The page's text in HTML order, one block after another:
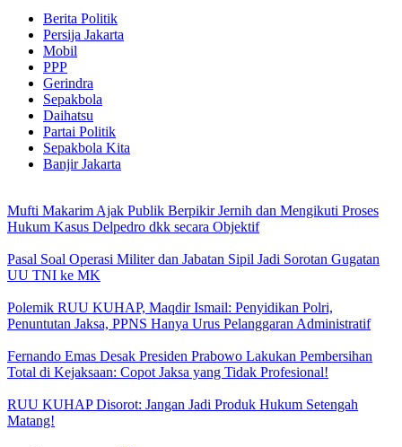
Berita Politik
Persija Jakarta
Mobil
PPP
Gerindra
Sepakbola
Daihatsu
Partai Politik
Sepakbola Kita
Banjir Jakarta
Mufti Makarim Ajak Publik Berpikir Jernih dan Mengikuti Proses
Hukum Kasus Delpedro dkk secara Objektif
Pasal Soal Operasi Militer dan Jabatan Sipil Jadi Sorotan Gugatan
UU TNI ke MK
Polemik RUU KUHAP, Maqdir Ismail: Penyidikan Polri,
Penuntutan Jaksa, PPNS Hanya Urus Pelanggaran Administratif
Fernando Emas Desak Presiden Prabowo Lakukan Pembersihan
Total di Kejaksaan: Copot Jaksa yang Tidak Profesional!
RUU KUHAP Disorot: Jangan Jadi Produk Hukum Setengah
Matang!